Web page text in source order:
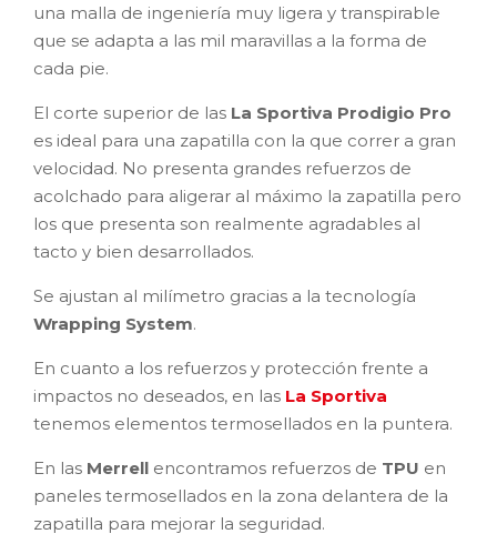
una malla de ingeniería muy ligera y transpirable
que se adapta a las mil maravillas a la forma de
cada pie.
El corte superior de las La Sportiva Prodigio Pro
es ideal para una zapatilla con la que correr a gran
velocidad. No presenta grandes refuerzos de
acolchado para aligerar al máximo la zapatilla pero
los que presenta son realmente agradables al
tacto y bien desarrollados.
Se ajustan al milímetro gracias a la tecnología
Wrapping System.
En cuanto a los refuerzos y protección frente a
impactos no deseados, en las La Sportiva
tenemos elementos termosellados en la puntera.
En las Merrell encontramos refuerzos de TPU en
paneles termosellados en la zona delantera de la
zapatilla para mejorar la seguridad.